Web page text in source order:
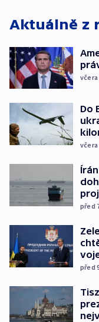
Aktuálně z
včera
Do
včera
před
před